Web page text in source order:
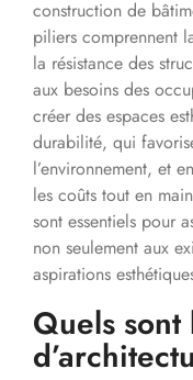
construction de
piliers comprennent
la résistance des
aux besoins des
créer des espaces
durabilité, qui
l’environnement, et
les coûts tout en
sont essentiels pour
non seulement aux
aspirations
Quels